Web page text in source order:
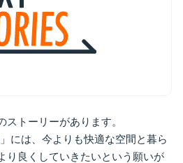
ストーリーがあります。
には、今よりも快適な空間と暮ら
り良くしていきたいという願いが